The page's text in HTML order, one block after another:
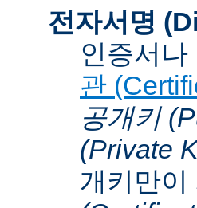
전자서명
인증서
관
공개키
(Private
개키만